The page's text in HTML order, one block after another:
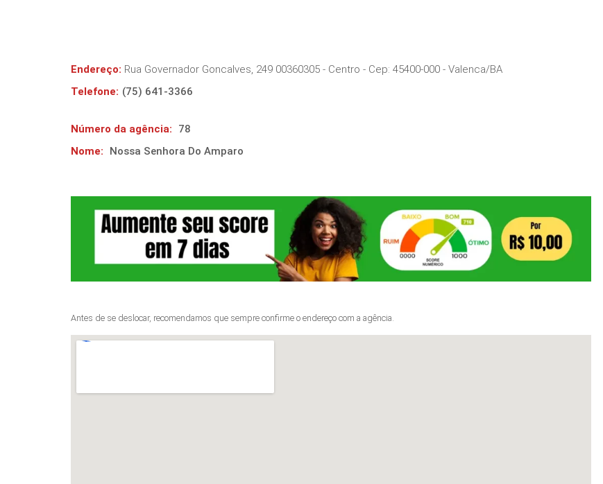
Endereço: Rua Governador Goncalves, 249 00360305 - Centro - Cep: 45400-000 - Valenca/BA
Telefone: (75) 641-3366
Número da agência:
78
Nome:
Nossa Senhora Do Amparo
Antes de se deslocar, recomendamos que sempre confirme o endereço com a agência.